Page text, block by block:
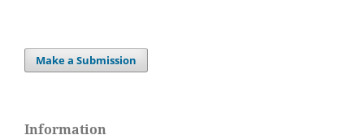
Make a Submission
Information